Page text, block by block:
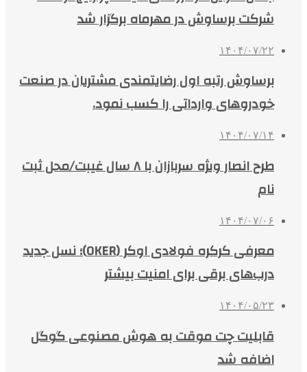
شرکت برساوش در مهرماه برگزار شد
۱۴۰۴/۰۷/۲۲
برساوش رتبه اول رضایتمندی مشتریان در صنعت
خودروهای وارداتی را کسب نمود.
۱۴۰۴/۰۷/۱۴
طرح انصار ویژه سربازان با ۸ سال غیبت/محل ثبت
نام
۱۴۰۴/۰۷/۰۶
معرفی کرکره فولادی اوکر (OKER)؛ نسل جدید
درب‌های برقی برای امنیت بیشتر
۱۴۰۴/۰۵/۲۳
قابلیت چت موقت به هوش مصنوعی گوگل
اضافه شد